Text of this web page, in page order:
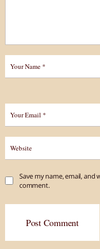
Save my name, email,
comment.
Post Comment